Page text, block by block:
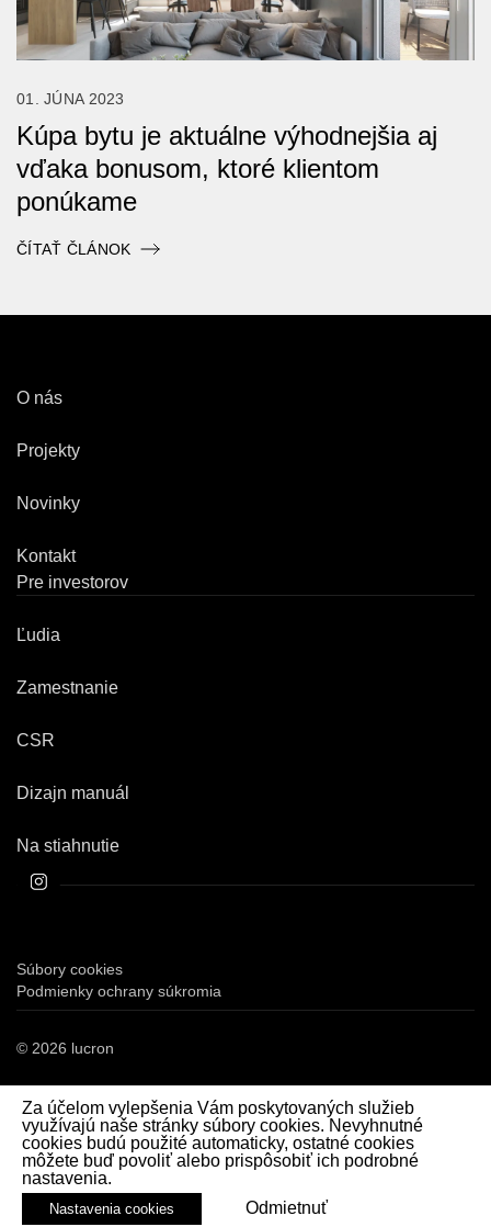
01. JÚNA 2023
Kúpa bytu je aktuálne výhodnejšia aj
vďaka bonusom, ktoré klientom
ponúkame
ČÍTAŤ ČLÁNOK
O nás
Projekty
Novinky
Kontakt
Pre investorov
Ľudia
Zamestnanie
CSR
Dizajn manuál
Na stiahnutie
© 2026 lucron
Podmienky ochrany súkromia
Súbory cookies
Za účelom vylepšenia Vám poskytovaných služieb
využívajú naše stránky súbory cookies. Nevyhnutné
cookies budú použité automaticky, ostatné cookies
môžete buď povoliť alebo prispôsobiť ich podrobné
nastavenia.
Nastavenia cookies
Odmietnuť